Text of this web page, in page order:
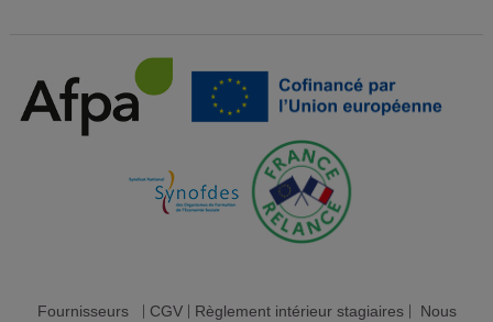
Fournisseurs| CGV| Règlement intérieur stagiaires| Nous